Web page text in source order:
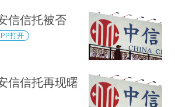
信信托被否
打开
信信托再现曙